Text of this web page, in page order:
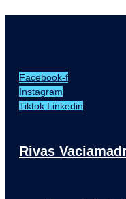
Facebook-f
Instagram
Tiktok Linkedin
Rivas